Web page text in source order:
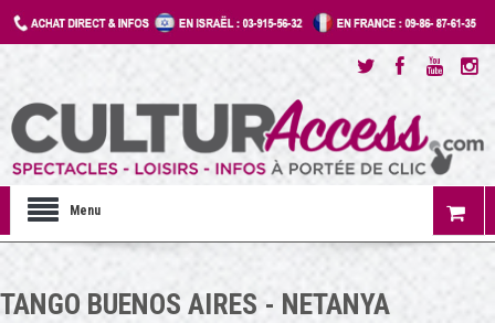
Menu
TANGO BUENOS AIRES - NETANYA